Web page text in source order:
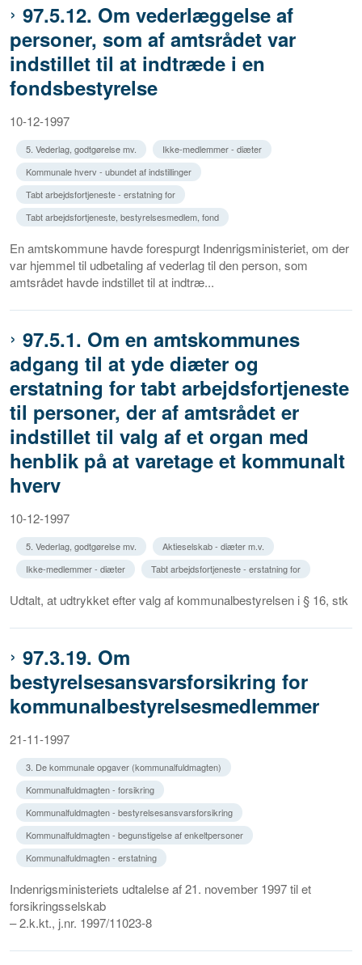
97.5.12. Om vederlæggelse af
personer, som af amtsrådet var
indstillet til at indtræde i en
fondsbestyrelse
10-12-1997
5. Vederlag, godtgørelse mv.
Ikke-medlemmer - diæter
Kommunale hverv - ubundet af indstillinger
Tabt arbejdsfortjeneste - erstatning for
Tabt arbejdsfortjeneste, bestyrelsesmedlem, fond
En amtskommune havde forespurgt Indenrigsministeriet, om der
var hjemmel til udbetaling af vederlag til den person, som
amtsrådet havde indstillet til at indtræ...
97.5.1. Om en amtskommunes
adgang til at yde diæter og
erstatning for tabt arbejdsfortjeneste
til personer, der af amtsrådet er
indstillet til valg af et organ med
henblik på at varetage et kommunalt
hverv
10-12-1997
5. Vederlag, godtgørelse mv.
Aktieselskab - diæter m.v.
Ikke-medlemmer - diæter
Tabt arbejdsfortjeneste - erstatning for
Udtalt, at udtrykket efter valg af kommunalbestyrelsen i § 16, stk
97.3.19. Om
bestyrelsesansvarsforsikring for
kommunalbestyrelsesmedlemmer
21-11-1997
3. De kommunale opgaver (kommunalfuldmagten)
Kommunalfuldmagten - forsikring
Kommunalfuldmagten - bestyrelsesansvarsforsikring
Kommunalfuldmagten - begunstigelse af enkeltpersoner
Kommunalfuldmagten - erstatning
Indenrigsministeriets udtalelse af 21. november 1997 til et
forsikringsselskab
– 2.k.kt., j.nr. 1997/11023-8